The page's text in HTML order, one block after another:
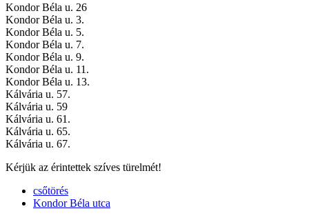
Kondor Béla u. 26
Kondor Béla u. 3.
Kondor Béla u. 5.
Kondor Béla u. 7.
Kondor Béla u. 9.
Kondor Béla u. 11.
Kondor Béla u. 13.
Kálvária u. 57.
Kálvária u. 59
Kálvária u. 61.
Kálvária u. 65.
Kálvária u. 67.
Kérjük az érintettek szíves türelmét!
csőtörés
Kondor Béla utca